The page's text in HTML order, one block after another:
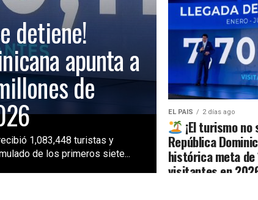
detiene!
apunta a
de
1,083,448 turistas y
de los primeros siete...
EL PAIS 2 días ago
¡El turismo
República
histórica meta de
visitantes en